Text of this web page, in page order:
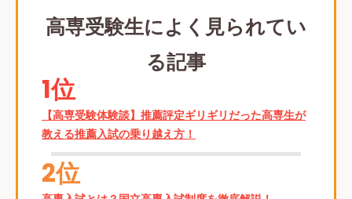
高専受験生によく見られてい
る記事
1位
【高専受験体験談】推薦評定ギリギリだった高専生が
教える推薦入試の乗り越え方！
2位